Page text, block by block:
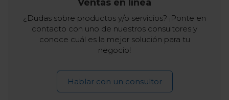
Ventas en línea
¿Dudas sobre productos y/o servicios? ¡Ponte en
contacto con uno de nuestros consultores y
conoce cuál es la mejor solución para tu
negocio!
Hablar con un consultor